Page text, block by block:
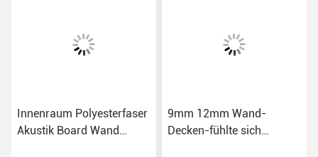
Innenraum Polyesterfaser
Akustik Board Wand
9mm 12mm Wand-
Decken-fühlte sich